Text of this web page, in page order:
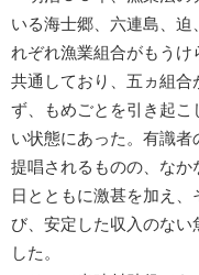
いる海士郷、六連島、
れぞれ漁業組合がもう
共通しており、五ヵ組合
ず、もめごとを引き起こ
い状態にあった。有識
提唱されるものの、なか
日とともに激甚を加え
び、安定した収入のない
した。